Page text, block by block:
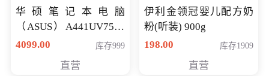
华硕笔记本电脑
（ASUS）A441UV7500
顽石（7代i7-7500U 4G
4099.00 库存999
直营
伊利金领冠婴儿配方奶
粉(听装) 900g
198.00
库存1909
直营